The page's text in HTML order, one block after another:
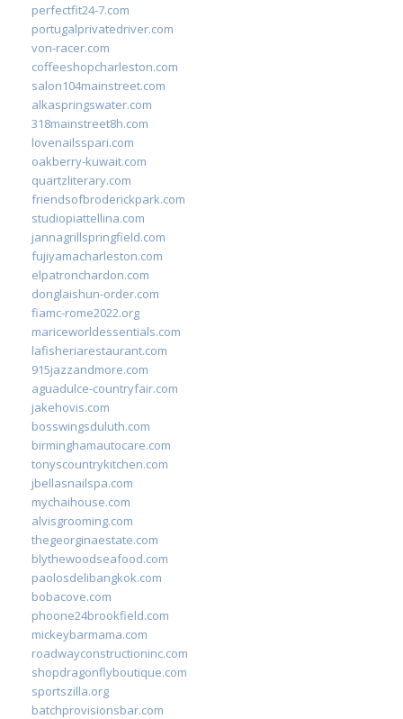
perfectfit24-7.com
portugalprivatedriver.com
von-racer.com
coffeeshopcharleston.com
salon104mainstreet.com
alkaspringswater.com
318mainstreet8h.com
lovenailsspari.com
oakberry-kuwait.com
quartzliterary.com
friendsofbroderickpark.com
studiopiattellina.com
jannagrillspringfield.com
fujiyamacharleston.com
elpatronchardon.com
donglaishun-order.com
fiamc-rome2022.org
mariceworldessentials.com
lafisheriarestaurant.com
915jazzandmore.com
aguadulce-countryfair.com
jakehovis.com
bosswingsduluth.com
birminghamautocare.com
tonyscountrykitchen.com
jbellasnailspa.com
mychaihouse.com
alvisgrooming.com
thegeorginaestate.com
blythewoodseafood.com
paolosdelibangkok.com
bobacove.com
phoone24brookfield.com
mickeybarmama.com
roadwayconstructioninc.com
shopdragonflyboutique.com
sportszilla.org
batchprovisionsbar.com